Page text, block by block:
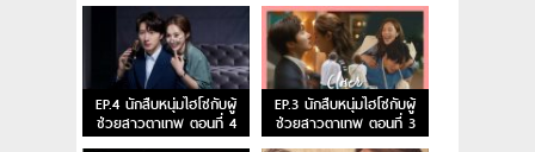
EP.4 นักสืบหนุ่มไฮโซกับผู้
ช่วยสาวตาเทพ ตอนที่ 4
EP.3 นักสืบหนุ่มไฮโซกับผู้
ช่วยสาวตาเทพ ตอนที่ 3